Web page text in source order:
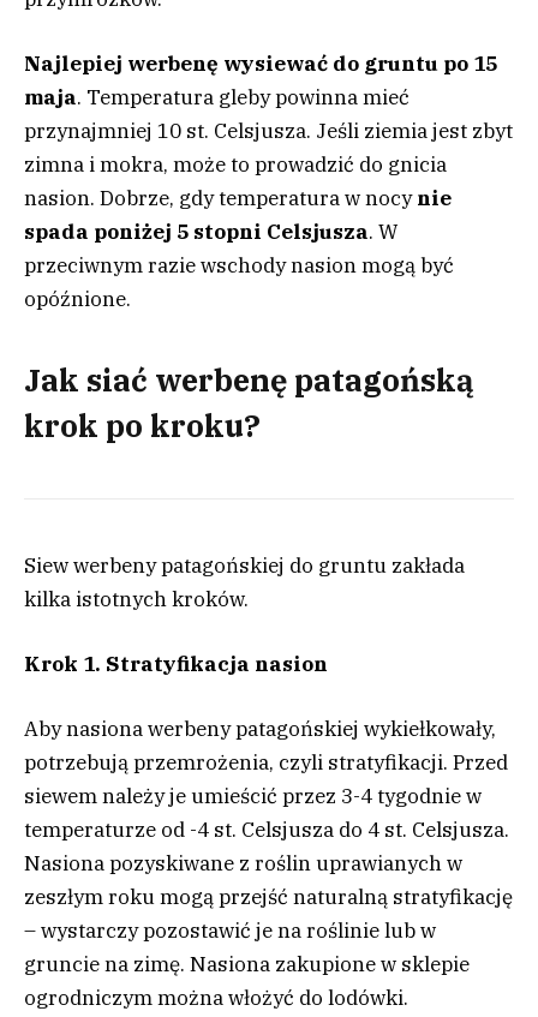
Najlepiej werbenę wysiewać do gruntu po 15
maja. Temperatura gleby powinna mieć
przynajmniej 10 st. Celsjusza. Jeśli ziemia jest zbyt
zimna i mokra, może to prowadzić do gnicia
nasion. Dobrze, gdy temperatura w nocynie
spada poniżej 5 stopni Celsjusza. W
przeciwnym razie wschody nasion mogą być
opóźnione.
Jak siać werbenę patagońską
krok po kroku?
Siew werbeny patagońskiej do gruntu zakłada
kilka istotnych kroków.
Krok 1. Stratyfikacja nasion
Aby nasiona werbeny patagońskiej wykiełkowały,
potrzebują przemrożenia, czyli stratyfikacji. Przed
siewem należy je umieścić przez 3-4 tygodnie w
temperaturze od -4 st. Celsjusza do 4 st. Celsjusza.
Nasiona pozyskiwane z roślin uprawianych w
zeszłym roku mogą przejść naturalną stratyfikację
– wystarczy pozostawić je na roślinie lub w
gruncie na zimę. Nasiona zakupione w sklepie
ogrodniczym można włożyć do lodówki.